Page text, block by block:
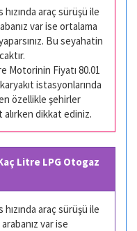
araç sürüşü ile
var ise ortalama
Bu seyahatin
Motorinin Fiyatı 80.01
istasyonlarında
özellikle şehirler
alırken dikkat ediniz.
Litre LPG Otogaz
araç sürüşü ile
var ise